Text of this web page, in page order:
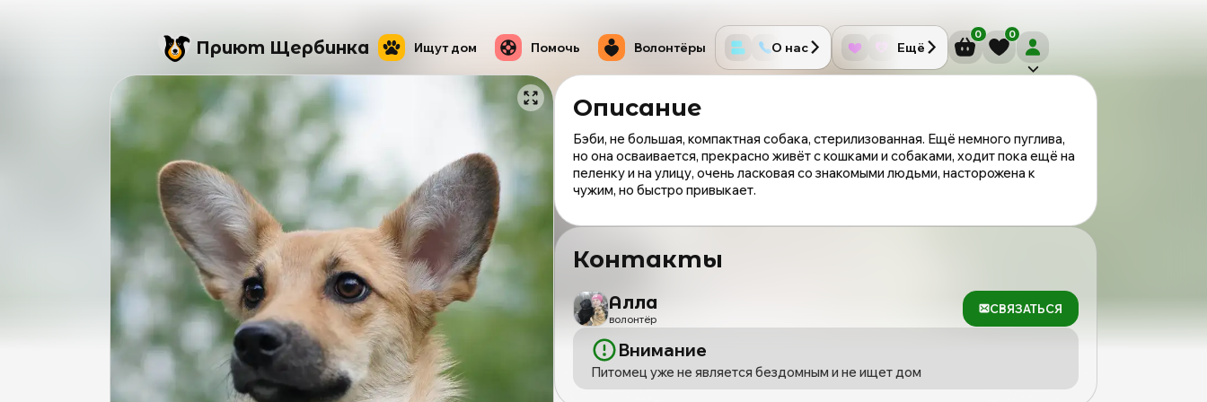
Приют Щербинка
0 0
Ищут дом Помочь Волонтёры О нас Ещё
Описание
Бэби, не большая, компактная собака, стерилизованная. Ещё немного пуглива,
но она осваивается, прекрасно живёт с кошками и собаками, ходит пока ещё на
пеленку и на улицу, очень ласковая со знакомыми людьми, насторожена к
чужим, но быстро привыкает.
Контакты
Алла
волонтёр
СВЯЗАТЬСЯ
Внимание
Питомец уже не является бездомным и не ищет дом
СОБАКА
БЭМБИ
из